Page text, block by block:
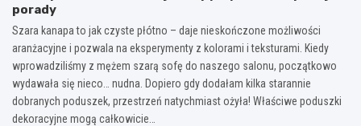
porady
Szara kanapa to jak czyste płótno – daje nieskończone możliwości
aranżacyjne i pozwala na eksperymenty z kolorami i teksturami. Kiedy
wprowadziliśmy z mężem szarą sofę do naszego salonu, początkowo
wydawała się nieco… nudna. Dopiero gdy dodałam kilka starannie
dobranych poduszek, przestrzeń natychmiast ożyła! Właściwe poduszki
dekoracyjne mogą całkowicie…